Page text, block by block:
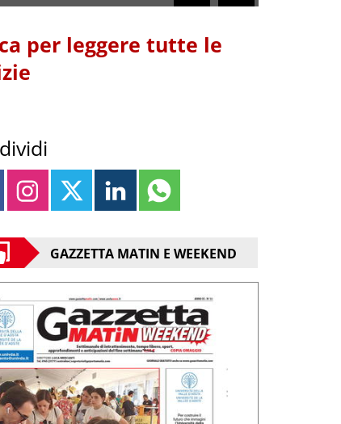
per leggere tutte le
GAZZETTA MATIN E WEEKEND